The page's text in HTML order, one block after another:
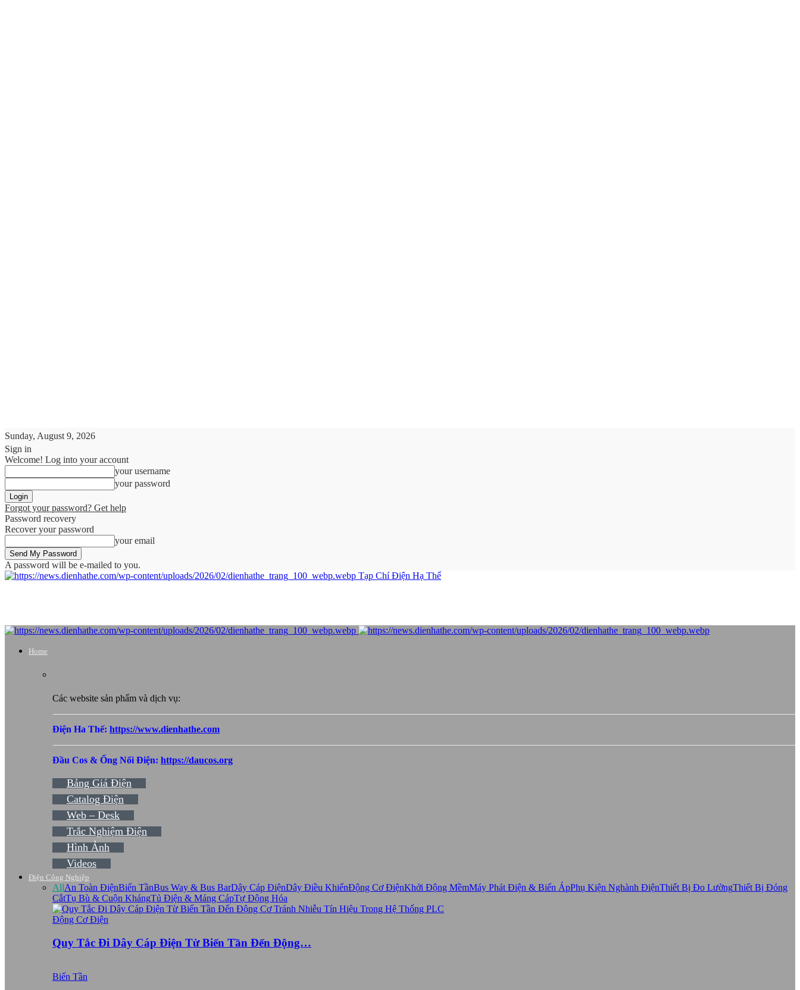
Sunday, August 9, 2026
Sign in
Welcome! Log into your account
your username
your password
Forgot your password? Get help
Password recovery
Recover your password
your email
A password will be e-mailed to you.
Tạp Chí Điện Hạ Thế
Home
Các website sản phẩm và dịch vụ:
Điện Ha Thế: https://www.dienhathe.com
Đầu Cos & Ống Nối Điện: https://daucos.org
Bảng Giá Điện
Catalog Điện
Web – Desk
Trắc Nghiệm Điện
Hình Ảnh
Videos
Điện Công Nghiệp
AllAn Toàn ĐiệnBiến TầnBus Way & Bus BarDây Cáp ĐiệnDây Điều KhiểnĐộng Cơ ĐiệnKhởi Động MềmMáy Phát Điện & Biến ÁpPhụ Kiện Nghành ĐiệnThiết Bị Đo LườngThiết Bị Đóng
CắtTụ Bù & Cuộn KhángTủ Điện & Máng CápTự Động Hóa
Động Cơ Điện
Quy Tắc Đi Dây Cáp Điện Từ Biến Tần Đến Động…
Biến Tần